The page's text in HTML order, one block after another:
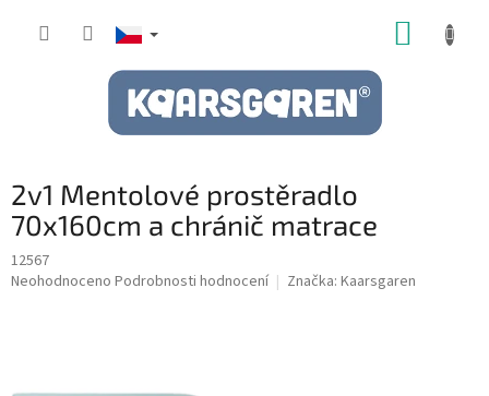
2v1 Mentolové prostěradlo
70x160cm a chránič matrace
12567
Průměrné
Neohodnoceno Podrobnosti hodnocení Značka: Kaarsgaren